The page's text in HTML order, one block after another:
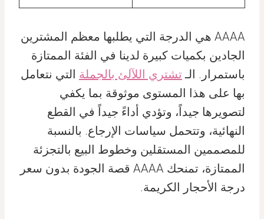
AAAA هي الدرجة التي يطلبها معظم المشترين
الجادين بكميات كبيرة لدينا في الفئة الممتازة
باستمرار. الـ تشتري اللآلئ بالجملة التي نتعامل
بها على هذا المستوى موثوقة بما يكفي
لتصويرها جيداً، وتؤدي أداءً جيداً في القطع
النهائية، وتتحمل سياسات الإرجاع. بالنسبة
للمصممين المستقلين وخطوط البيع بالتجزئة
الممتازة، تمنحك AAAA قصة الجودة بدون سعر
درجة الأحجار الكريمة.